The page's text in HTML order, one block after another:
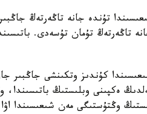
تۇندە جانە تاڭەرتەڭ
تاڭەرتەڭ تۇمان تۇسەدى.
كۇندىز وتكىنشى جاڭبىر